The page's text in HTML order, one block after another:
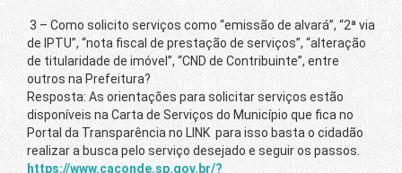
3 – Como solicito serviços como “emissão de alvará”, “2ª via
de IPTU”, “nota fiscal de prestação de serviços”, “alteração
de titularidade de imóvel”, “CND de Contribuinte”, entre
outros na Prefeitura?
Resposta: As orientações para solicitar serviços estão
disponíveis na Carta de Serviços do Município que fica no
Portal da Transparência no LINK para isso basta o cidadão
realizar a busca pelo serviço desejado e seguir os passos.
https://www.caconde.sp.gov.br/?